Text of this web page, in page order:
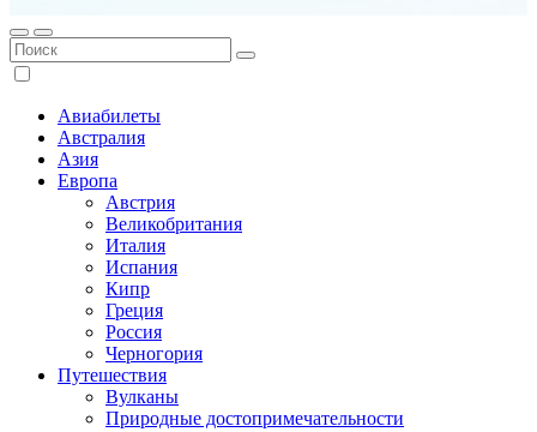
Авиабилеты
Австралия
Азия
Европа
Австрия
Великобритания
Италия
Испания
Кипр
Греция
Россия
Черногория
Путешествия
Вулканы
Природные достопримечательности